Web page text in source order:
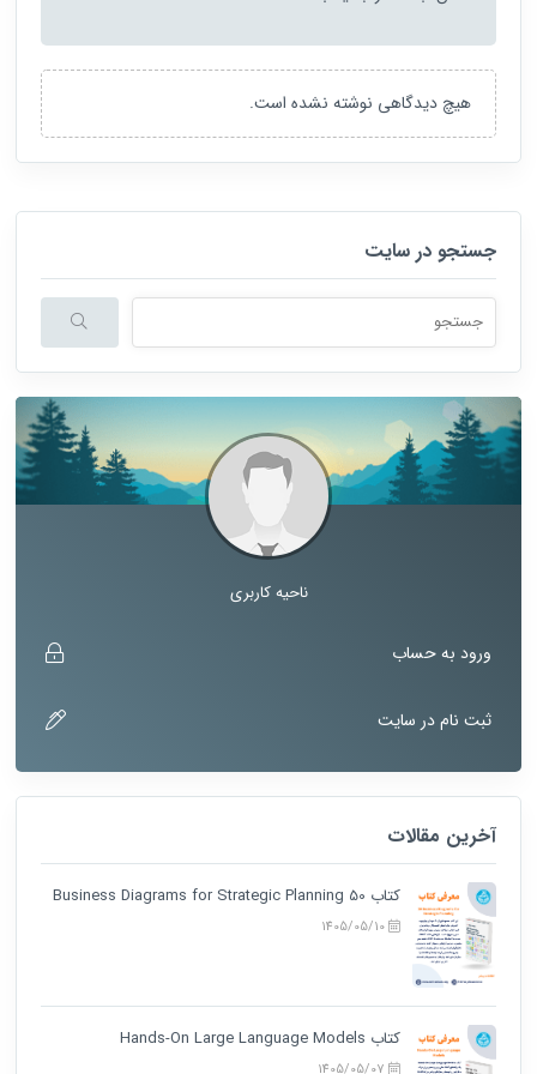
هیچ دیدگاهی نوشته نشده است.
جستجو در سایت
ناحیه کاربری
ورود به حساب
ثبت نام در سایت
آخرین مقالات
کتاب 50 Business Diagrams for Strategic Planning
کتاب Hands-On Large Language Models